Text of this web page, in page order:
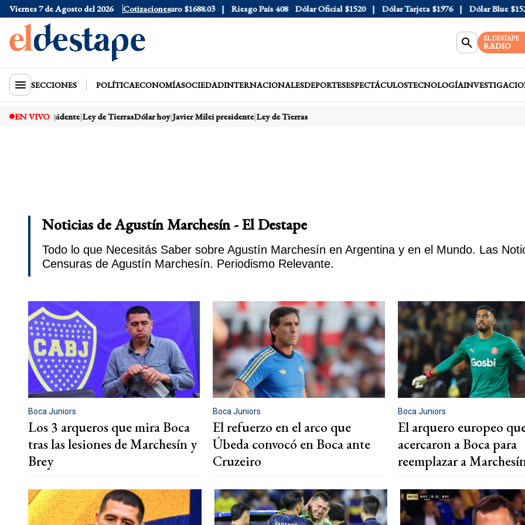
Viernes 7 de Agosto del 2026 Cotizaciones
$1525 Dólar CCL $1578.5 Euro $1688.03 Riesgo País 408 Dólar Oficial $1520 Dólar Tarjeta $1976 Dólar Blue $1525
EL DESTAPE
RADIO
SECCIONES POLÍTICAECONOMÍASOCIEDADINTERNACIONALESDEPORTESESPECTÁCULOSTECNOLOGÍA
EN VIVO
Milei presidente Ley de TierrasDólar hoy Javier Milei presidente Ley de Tierras
Noticias de Agustín Marchesín - El Destape
Todo lo que Necesitás Saber sobre Agustín Marchesín en Argentina y en el Mundo. Las
Censuras de Agustín Marchesín. Periodismo Relevante.
Boca Juniors
Los 3 arqueros que mira Boca
tras las lesiones de Marchesín y
Brey
Boca Juniors
El refuerzo en el arco que
Úbeda convocó en Boca ante
Cruzeiro
Boca Juniors
El arquero europeo
acercaron a Boca para
reemplazar a